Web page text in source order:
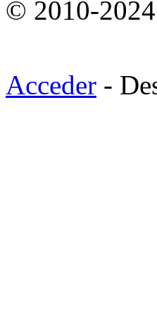
© 2010-2024
Acceder -